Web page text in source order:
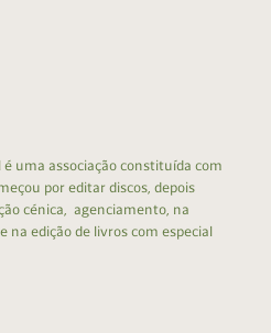
uma associação constituída com
por editar discos, depois
cénica, agenciamento, na
na edição de livros com especial